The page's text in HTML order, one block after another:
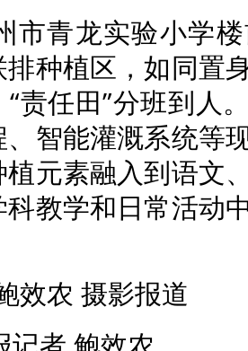
市青龙实验小学
种植区，如同置
责任田”分班到人
智能灌溉系统等
元素融入到语文
教学和日常活动
效农 摄影报道